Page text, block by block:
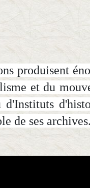
produisent
et du
d'Instituts
de ses